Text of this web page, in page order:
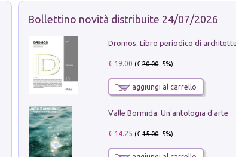
Bollettino novità distribuite 24/07/2026
€ 19.00 (€20.00- 5%)
aggiungi al carrello
Valle Bormida. Un'antologia d'arte
€ 14.25 (€15.00- 5%)